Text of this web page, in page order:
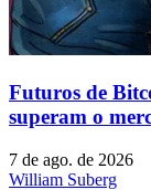
Futuros de
superam o
7 de ago. de 2026
William Suberg